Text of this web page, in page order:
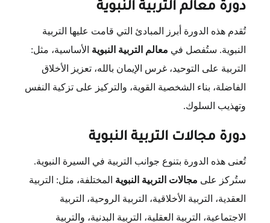
دورة معالم التربية النبوية
تُقدم هذه الدورة أبرز المبادئ التي قامت عليها التربية
النبوية. ستُفصل في معالم التربية النبوية الأساسية، مثل:
التربية على التوحيد، غرس الإيمان بالله، تعزيز الأخلاق
الفاضلة، بناء الشخصية القوية، والتركيز على تزكية النفس
وتهذيب السلوك.
دورة مجالات التربية النبوية
تُعنى هذه الدورة بتنوع جوانب التربية في السيرة النبوية.
ستُركز على مجالات التربية النبوية المختلفة، مثل: التربية
العقدية، التربية الأخلاقية، التربية الروحية، التربية
الاجتماعية، التربية العقلية، التربية البدنية، والتربية